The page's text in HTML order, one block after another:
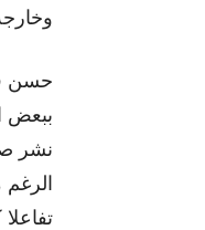
حسن
ببعض
نشر
الرغم